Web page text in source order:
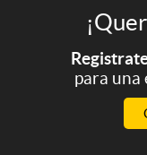
abre en nueva pestaña
Argentina
para una